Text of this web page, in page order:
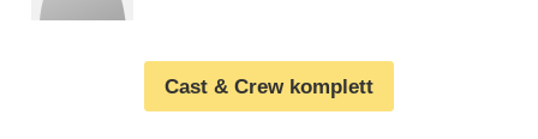
Cast & Crew komplett